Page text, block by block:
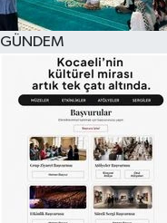
GÜNDEM
Son Dakika
Haber Arşivi